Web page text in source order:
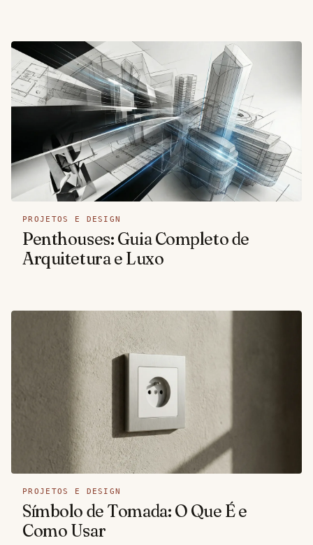
PROJETOS E DESIGN
Penthouses: Guia Completo de
Arquitetura e Luxo
PROJETOS E DESIGN
Símbolo de Tomada: O Que É e
Como Usar